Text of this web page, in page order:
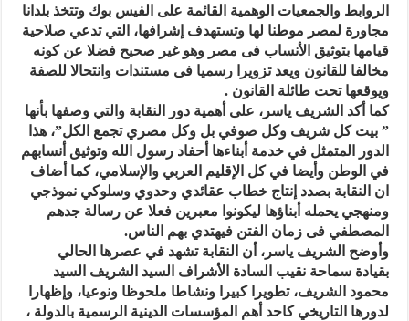
الروابط والجمعيات الوهمية القائمة على الفيس بوك وتتخذ بلدانا
مجاورة لمصر موطنا لها وتستهدف إشرافها، التي تدعي صلاحية
قيامها بتوثيق الأنساب فى مصر وهو غير صحيح فضلا عن كونه
مخالفا للقانون ويعد تزويرا رسميا فى مستندات وانتحالا للصفة
ويوقعها تحت طائلة القانون .
كما أكد الشريف ياسر، على أهمية دور النقابة والتي وصفها بأنها
” بيت كل شريف وكل صوفي بل وكل مصري تجمع الكل”، هذا
الدور المتمثل في خدمة أبناءها أحفاد رسول الله وتوثيق أنسابهم
في الوطن وأيضا في كل الإقليم العربي والإسلامي، كما أضاف
ان النقابة بصدد إنتاج خطاب عقائدي وحدوي وسلوكي نموذجي
ومنهجي يحمله أبناؤها ليكونوا معبرين فعلا عن رسالة جدهم
المصطفي فى زمان الفتن فيهتدي بهم الناس.
وأوضح الشريف ياسر، أن النقابة تشهد في عصرها الحالي
بقيادة سماحة نقيب السادة الأشراف السيد الشريف السيد
محمود الشريف، تطويرا كبيرا ونشاطا ملحوظا ونوعيا، وإظهارا
لدورها التاريخي كاحد أهم المؤسسات الدينية الرسمية بالدولة ،